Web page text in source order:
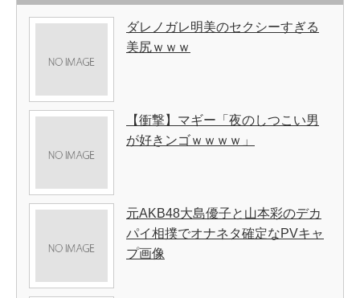
ダレノガレ明美のセクシーすぎる
美尻ｗｗｗ
【衝撃】マギー「夜のしつこい男
が好きンゴｗｗｗｗ」
元AKB48大島優子と山本彩のデカ
パイ相撲でオナネタ確定なPVキャ
プ画像